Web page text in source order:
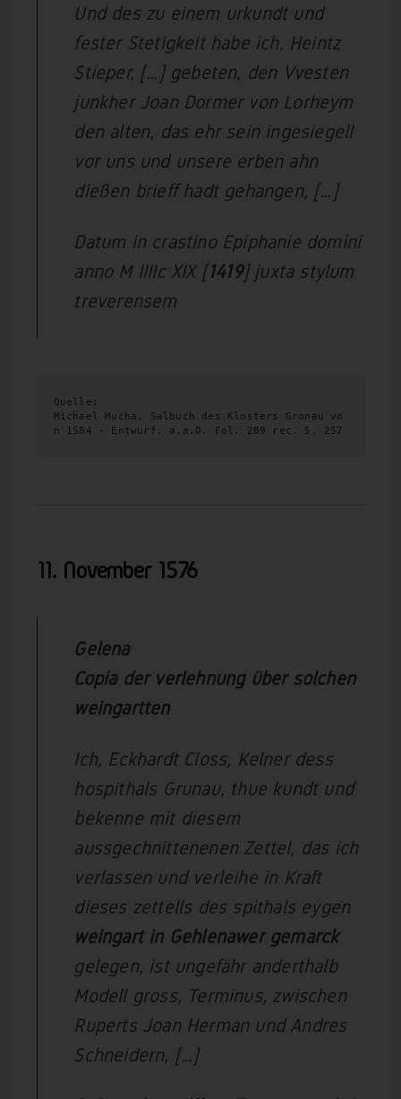
Und des zu einem urkundt und
fester Stetigkeit habe ich, Heintz
Stieper, […] gebeten, den Vvesten
junkher Joan Dormer von Lorheym
den alten, das ehr sein ingesiegell
vor uns und unsere erben ahn
dießen brieff hadt gehangen, […]
Datum in crastino Epiphanie domini
anno M IIIIc XIX [1419] juxta stylum
treverensem
Quelle:
Michael Mucha, Salbuch des Klosters Gronau vo
n 1584 - Entwurf, a.a.O. Fol. 289 rec. S. 257
11. November 1576
Gelena
Copia der verlehnung über solchen
weingartten
Ich, Eckhardt Closs, Kelner dess
hospithals Grunau, thue kundt und
bekenne mit diesem
aussgechnittenenen Zettel, das ich
verlassen und verleihe in Kraft
dieses zettells des spithals eygen
weingart in Gehlenawer gemarck
gelegen, ist ungefähr anderthalb
Modell gross, Terminus, zwischen
Ruperts Joan Herman und Andres
Schneidern, […]